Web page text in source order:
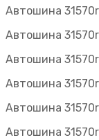
Автошина
Автошина
Автошина
Автошина
Автошина
Автошина